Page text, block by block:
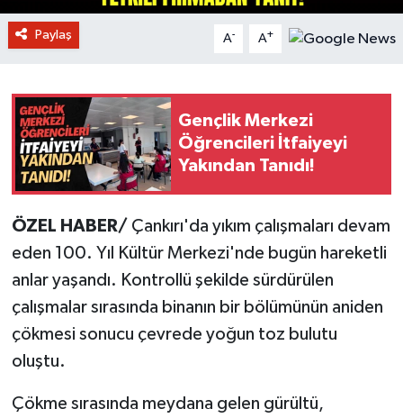
Paylaş A- A+
Gençlik Merkezi
Öğrencileri İtfaiyeyi
Yakından Tanıdı!
ÖZEL HABER/ Çankırı'da yıkım çalışmaları devam
eden 100. Yıl Kültür Merkezi'nde bugün hareketli
anlar yaşandı. Kontrollü şekilde sürdürülen
çalışmalar sırasında binanın bir bölümünün aniden
çökmesi sonucu çevrede yoğun toz bulutu
oluştu.
Çökme sırasında meydana gelen gürültü,